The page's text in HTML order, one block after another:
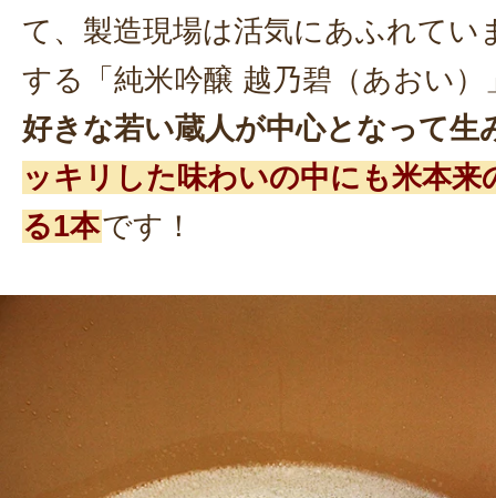
て、製造現場は活気にあふれてい
する「純米吟醸 越乃碧（あおい
好きな若い蔵人が中心となって生
ッキリした味わいの中にも米本来
る1本です！